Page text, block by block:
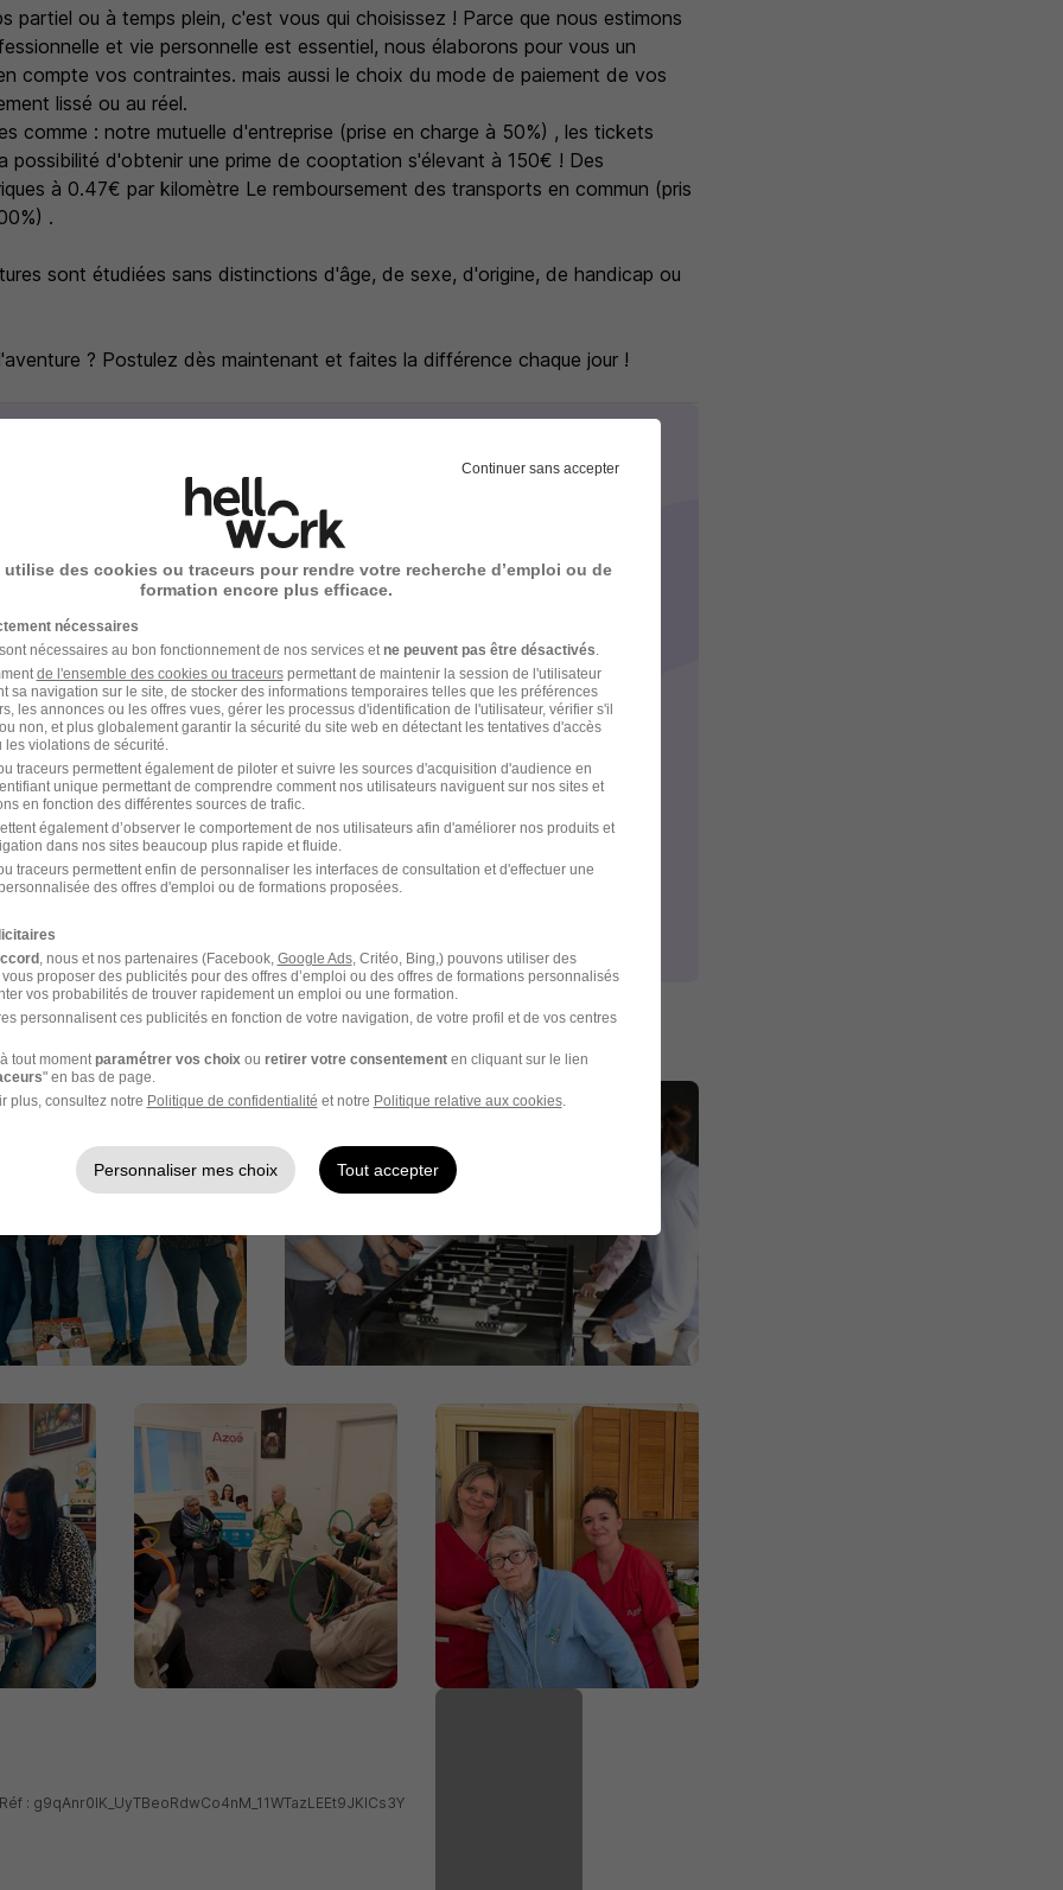
partiel ou à temps plein, c'est vous qui choisissez ! Parce que nous estimons
et vie personnelle est essentiel, nous élaborons pour vous un
compte vos contraintes. mais aussi le choix du mode de paiement de vos
lissé ou au réel.
comme : notre mutuelle d'entreprise (prise en charge à 50%) , les tickets
possibilité d'obtenir une prime de cooptation s'élevant à 150€ ! Des
à 0.47€ par kilomètre Le remboursement des transports en commun (pris
.
sont étudiées sans distinctions d'âge, de sexe, d'origine, de handicap ou
? Postulez dès maintenant et faites la différence chaque jour !
recrutement
peuvent varier selon l'offre à laquelle vous postulez.
(avec ou sans CV)
par téléphone
à l’agence (ou au siège selon le poste)
le contrat
et nous vous accompagnons
des points de suivi réguliers
votre période d’essai
: g9qAnr0IK_UyTBeoRdwCo4nM_11WTazLEEt9JKICs3Y
Continuer sans accepter
utilise des cookies ou traceurs pour rendre votre recherche d’emploi ou de
formation encore plus efficace.
nécessaires
nécessaires au bon fonctionnement de nos services et ne peuvent pas être désactivés
de l'ensemble des cookies ou traceurspermettant de maintenir la session de l'utilisateur
sa navigation sur le site, de stocker des informations temporaires telles que les préférences
les annonces ou les offres vues, gérer les processus d'identification de l'utilisateur, vérifier s'il
non, et plus globalement garantir la sécurité du site web en détectant les tentatives d'accès
violations de sécurité.
traceurs permettent également de piloter et suivre les sources d'acquisition d'audience en
unique permettant de comprendre comment nos utilisateurs naviguent sur nos sites et
en fonction des différentes sources de trafic.
également d’observer le comportement de nos utilisateurs afin d'améliorer nos produits et
dans nos sites beaucoup plus rapide et fluide.
traceurs permettent enfin de personnaliser les interfaces de consultation et d'effectuer une
des offres d'emploi ou de formations proposées.
, nous et nos partenaires (Facebook, Google Ads, Critéo, Bing,) pouvons utiliser des
proposer des publicités pour des offres d’emploi ou des offres de formations personnalisés
vos probabilités de trouver rapidement un emploi ou une formation.
personnalisent ces publicités en fonction de votre navigation, de votre profil et de vos centres
tout moment paramétrer vos choix ou retirer votre consentementen cliquant sur le lien
" en bas de page.
plus, consultez notre Politique de confidentialité et notre Politique relative aux cookies.
Personnaliser mes choix Tout accepter